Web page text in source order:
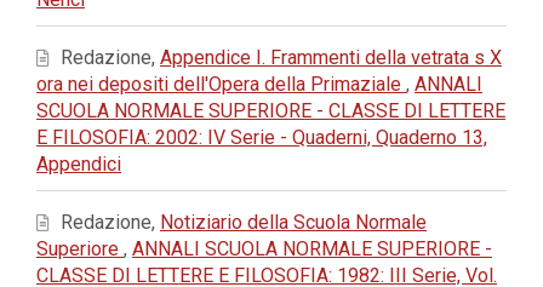
Redazione, Appendice I. Frammenti della vetrata s X
ora nei depositi dell'Opera della Primaziale , ANNALI
SCUOLA NORMALE SUPERIORE - CLASSE DI LETTERE
E FILOSOFIA: 2002: IV Serie - Quaderni, Quaderno 13,
Appendici
Redazione, Notiziario della Scuola Normale
Superiore , ANNALI SCUOLA NORMALE SUPERIORE -
CLASSE DI LETTERE E FILOSOFIA: 1982: III Serie, Vol.